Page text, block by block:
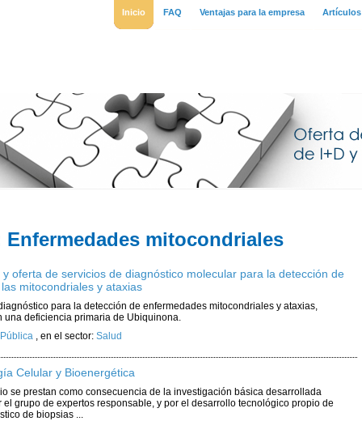
Inicio FAQ Ventajas para la empresa Artículos
mitocondriales
oferta de servicios de diagnóstico molecular para la detección de
mitocondriales y ataxias
para la detección de enfermedades mitocondriales y ataxias,
deficiencia primaria de Ubiquinona.
, en el sector: Salud
Celular y Bioenergética
se prestan como consecuencia de la investigación básica desarrollada
grupo de expertos responsable, y por el desarrollo tecnológico propio de
de biopsias ...